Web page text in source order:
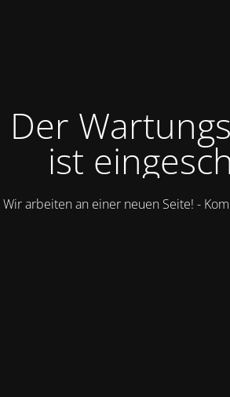
Der
ist
Wir arbeiten an einer neuen Seite! -